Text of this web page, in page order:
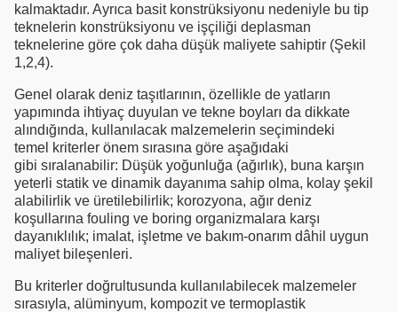
kalmaktadır. Ayrıca basit konstrüksiyonu nedeniyle bu tip
teknelerin konstrüksiyonu ve işçiliği deplasman
teknelerine göre çok daha düşük maliyete sahiptir (Şekil
1,2,4).
Genel olarak deniz taşıtlarının, özellikle de yatların
yapımında ihtiyaç duyulan ve tekne boyları da dikkate
alındığında, kullanılacak malzemelerin seçimindeki
temel kriterler önem sırasına göre aşağıdaki
gibi sıralanabilir: Düşük yoğunluğa (ağırlık), buna karşın
yeterli statik ve dinamik dayanıma sahip olma, kolay şekil
alabilirlik ve üretilebilirlik; korozyona, ağır deniz
koşullarına fouling ve boring organizmalara karşı
dayanıklılık; imalat, işletme ve bakım-onarım dâhil uygun
maliyet bileşenleri.
Bu kriterler doğrultusunda kullanılabilecek malzemeler
sırasıyla, alüminyum, kompozit ve termoplastik